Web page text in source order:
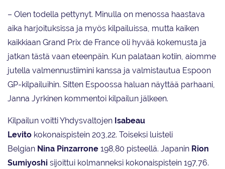
– Olen todella pettynyt. Minulla on menossa haastava
aika harjoituksissa ja myös kilpailuissa, mutta kaiken
kaikkiaan Grand Prix de France oli hyvää kokemusta ja
jatkan tästä vaan eteenpäin. Kun palataan kotiin, aiomme
jutella valmennustiimini kanssa ja valmistautua Espoon
GP-kilpailuihin. Sitten Espoossa haluan näyttää parhaani,
Janna Jyrkinen kommentoi kilpailun jälkeen.
Kilpailun voitti Yhdysvaltojen Isabeau
Levito kokonaispistein 203,22. Toiseksi luisteli
Belgian Nina Pinzarrone 198,80 pisteellä. Japanin Rion
Sumiyoshi sijoittui kolmanneksi kokonaispistein 197,76.